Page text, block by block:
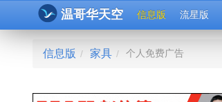
温哥华天空 信息版 流星版
信息版 / 家具 / 个人免费广告